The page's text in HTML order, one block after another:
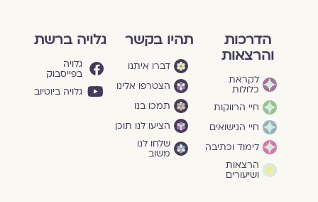
הדרכות
והרצאות
לקראת
כלולות
חיי הרווקות
חיי הנישואים
לימוד וכתיבה
הרצאות
ושיעורים
תהיו בקשר
דברו איתנו
הצטרפו אלינו
תמכו בנו
הציעו לנו תוכן
שלחו לנו
משוב
גלויה ברשת
גלויה
בפייסבוק
גלויה ביוטיוב